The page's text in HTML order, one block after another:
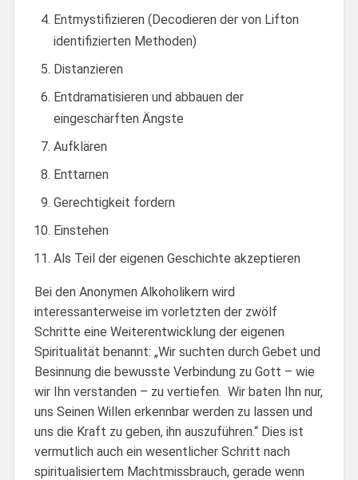
Entmystifizieren (Decodieren der von Lifton
identifizierten Methoden)
Distanzieren
Entdramatisieren und abbauen der
eingeschärften Ängste
Aufklären
Enttarnen
Gerechtigkeit fordern
Einstehen
Als Teil der eigenen Geschichte akzeptieren
Bei den Anonymen Alkoholikern wird
interessanterweise im vorletzten der zwölf
Schritte eine Weiterentwicklung der eigenen
Spiritualität benannt: „Wir suchten durch Gebet und
Besinnung die bewusste Verbindung zu Gott – wie
wir Ihn verstanden – zu vertiefen. Wir baten Ihn nur,
uns Seinen Willen erkennbar werden zu lassen und
uns die Kraft zu geben, ihn auszuführen.“ Dies ist
vermutlich auch ein wesentlicher Schritt nach
spiritualisiertem Machtmissbrauch, gerade wenn